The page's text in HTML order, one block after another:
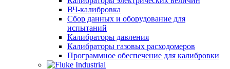
ВЧ-калибровка
Сбор данных и оборудование для
испытаний
Калибраторы давления
Калибраторы газовых расходомеров
Программное обеспечение для калибровки